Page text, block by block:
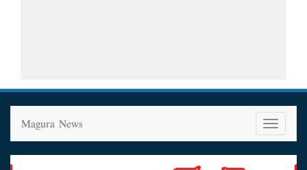
T
o
g
g
l
n
Magura News